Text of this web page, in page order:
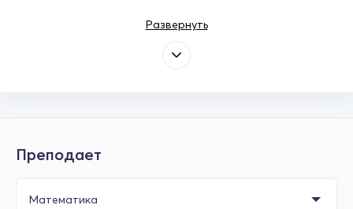
Развернуть
Преподает